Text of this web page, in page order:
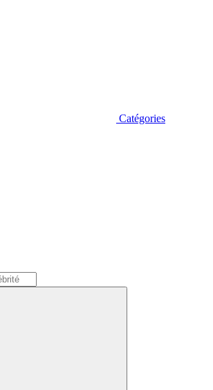
Catégories